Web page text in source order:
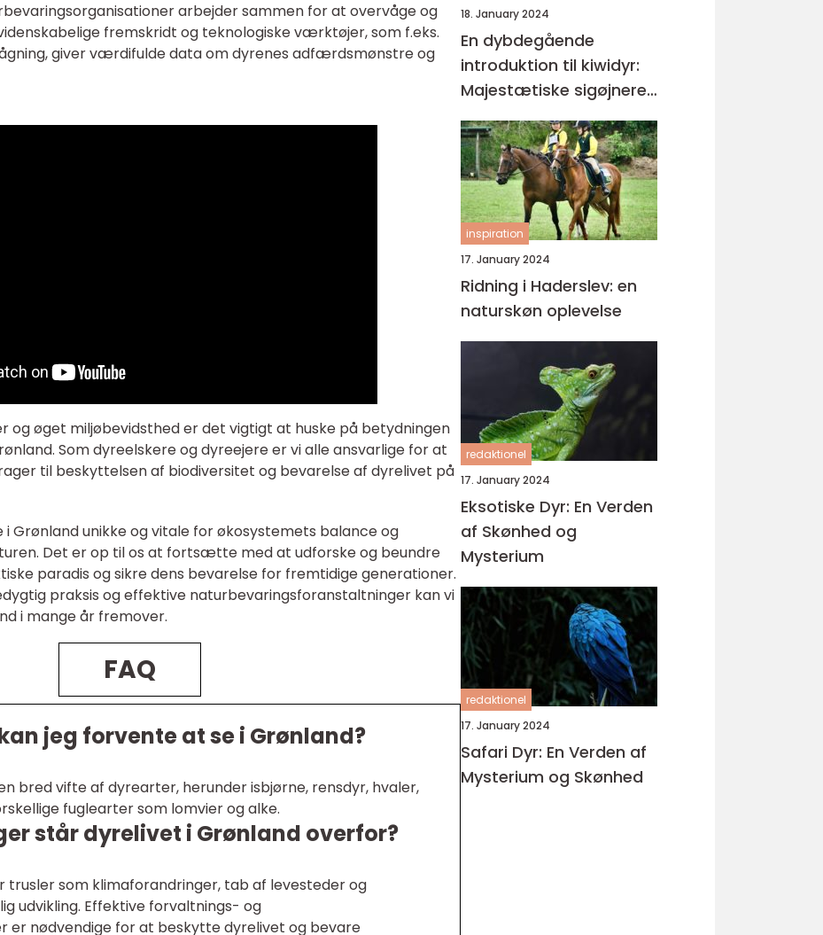
arbejder sammen for at overvåge og
fremskridt og teknologiske værktøjer, som f.eks.
giver værdifulde data om dyrenes adfærdsmønstre og
og øget miljøbevidsthed er det vigtigt at huske på betydningen
Som dyreelskere og dyreejere er vi alle ansvarlige for at
til beskyttelsen af biodiversitet og bevarelse af dyrelivet på
Grønland unikke og vitale for økosystemets balance og
Det er op til os at fortsætte med at udforske og beundre
paradis og sikre dens bevarelse for fremtidige generationer.
praksis og effektive naturbevaringsforanstaltninger kan vi
i mange år fremover.
FAQ
jeg forvente at se i Grønland?
bred vifte af dyrearter, herunder isbjørne, rensdyr, hvaler,
fuglearter som lomvier og alke.
står dyrelivet i Grønland overfor?
trusler som klimaforandringer, tab af levesteder og
udvikling. Effektive forvaltnings- og
er nødvendige for at beskytte dyrelivet og bevare
18. January 2024
En dybdegående
introduktion til kiwidyr:
Majestætiske sigøjnere i
New Zealands
regnskove
inspiration
17. January 2024
Ridning i Haderslev: en
naturskøn oplevelse
redaktionel
17. January 2024
Eksotiske Dyr: En Verden
af Skønhed og
Mysterium
redaktionel
17. January 2024
Safari Dyr: En Verden af
Mysterium og Skønhed